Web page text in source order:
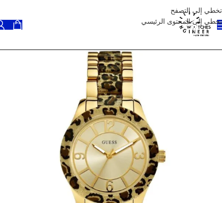
تخطي إلى التصفح
تخطي إلى المحتوى الرئيسي